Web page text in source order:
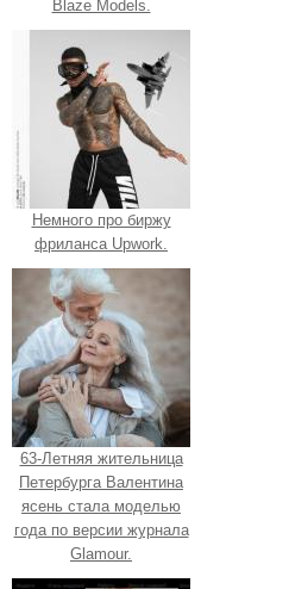
Blaze Models.
Немного про биржу
фриланса Upwork.
63-Летняя жительница
Петербурга Валентина
ясень стала моделью
года по версии журнала
Glamour.